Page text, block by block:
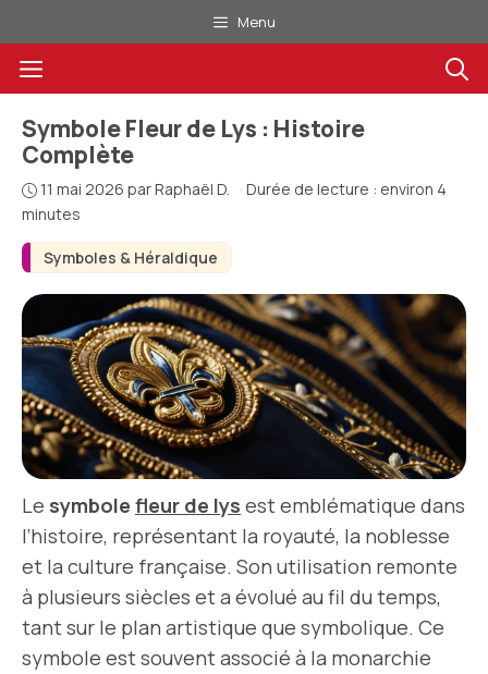
au
contenu
Menu
Menu
Symboles & Héraldique
Symbole Fleur de Lys : Histoire
Complète
11 mai 2026 parRaphaël D. · Durée de lecture : environ 4
minutes
Le symbole fleur de lys est emblématique dans
l’histoire, représentant la royauté, la noblesse
et la culture française. Son utilisation remonte
à plusieurs siècles et a évolué au fil du temps,
tant sur le plan artistique que symbolique. Ce
symbole est souvent associé à la monarchie